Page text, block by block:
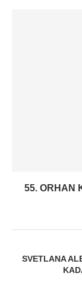
55. ORHAN
SVETLANA